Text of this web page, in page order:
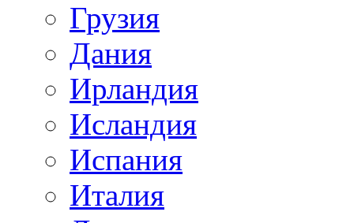
Грузия
Дания
Ирландия
Исландия
Испания
Италия